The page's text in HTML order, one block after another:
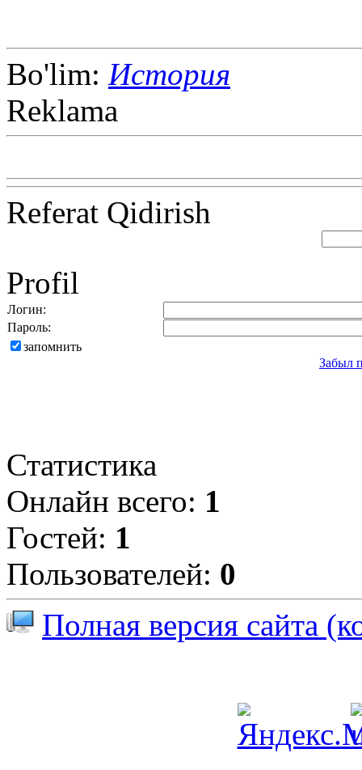
Bo'lim: История
Reklama
Referat Qidirish
Profil
Логин:
Пароль:
запомнить
Забыл
Статистика
Онлайн всего: 1
Гостей: 1
Пользователей: 0
Полная версия сайта